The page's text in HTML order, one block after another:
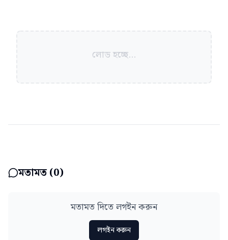
লোড হচ্ছে...
মতামত (0)
মতামত দিতে লগইন করুন
লগইন করুন